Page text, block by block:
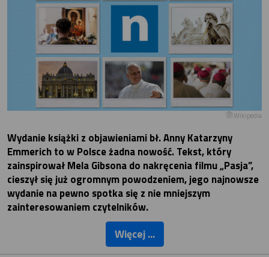
Wikipedia
Wydanie książki z objawieniami bł. Anny Katarzyny
Emmerich to w Polsce żadna nowość. Tekst, który
zainspirował Mela Gibsona do nakręcenia filmu „Pasja”,
cieszył się już ogromnym powodzeniem, jego najnowsze
wydanie na pewno spotka się z nie mniejszym
zainteresowaniem czytelników.
Więcej ...